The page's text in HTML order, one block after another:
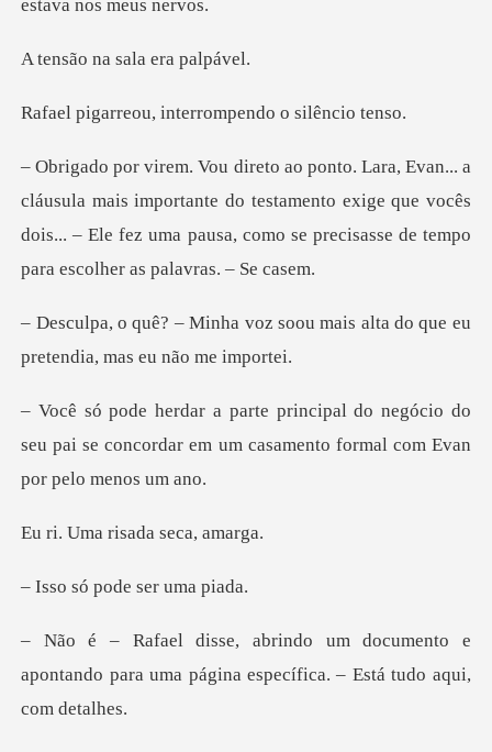
a sala era
, interrompendo
is importante do testamento exige que vocês
dois... – Ele fez uma paus
soou mais alta do que eu
pret
negócio do
seu pai se concordar em um casam
risada se
pode ser u
mento e
apontando para uma página espec